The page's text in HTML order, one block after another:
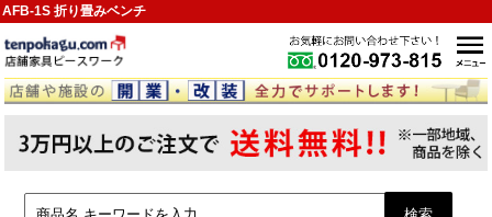
AFB-1S 折り畳みベンチ